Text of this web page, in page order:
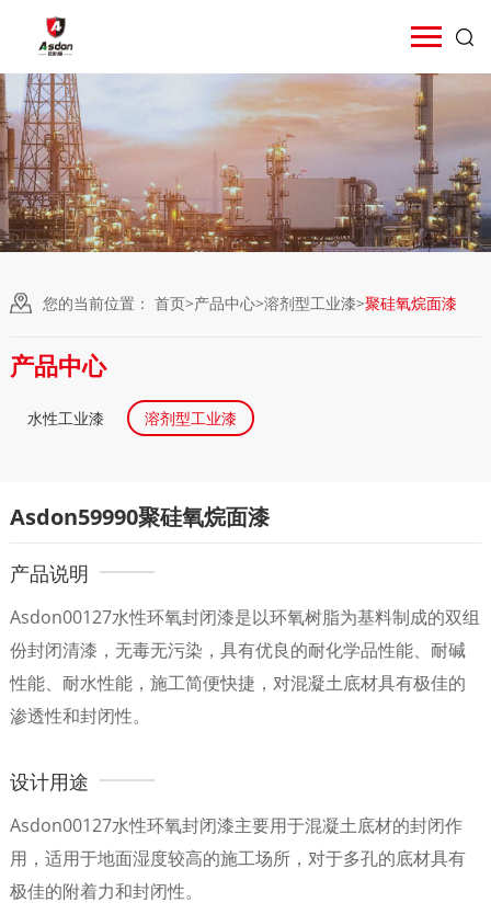
您的当前位置： 首页>产品中心>溶剂型工业漆>聚硅氧烷面漆
产品中心
水性工业漆 溶剂型工业漆
Asdon59990聚硅氧烷面漆
产品说明
Asdon00127水性环氧封闭漆是以环氧树脂为基料制成的双组
份封闭清漆，无毒无污染，具有优良的耐化学品性能、耐碱
性能、耐水性能，施工简便快捷，对混凝土底材具有极佳的
渗透性和封闭性。
设计用途
Asdon00127水性环氧封闭漆主要用于混凝土底材的封闭作
用，适用于地面湿度较高的施工场所，对于多孔的底材具有
极佳的附着力和封闭性。